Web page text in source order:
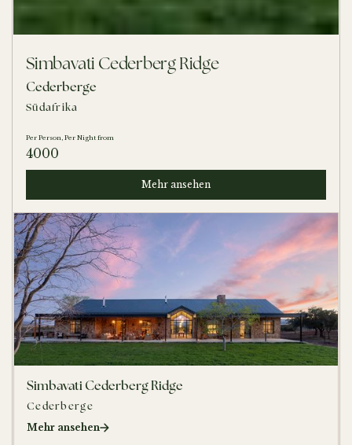
Simbavati Cederberg Ridge
Cederberge
Südafrika
Per Person, Per Night from
4000
Mehr ansehen
Simbavati Cederberg Ridge
Cederberge
Mehr ansehen